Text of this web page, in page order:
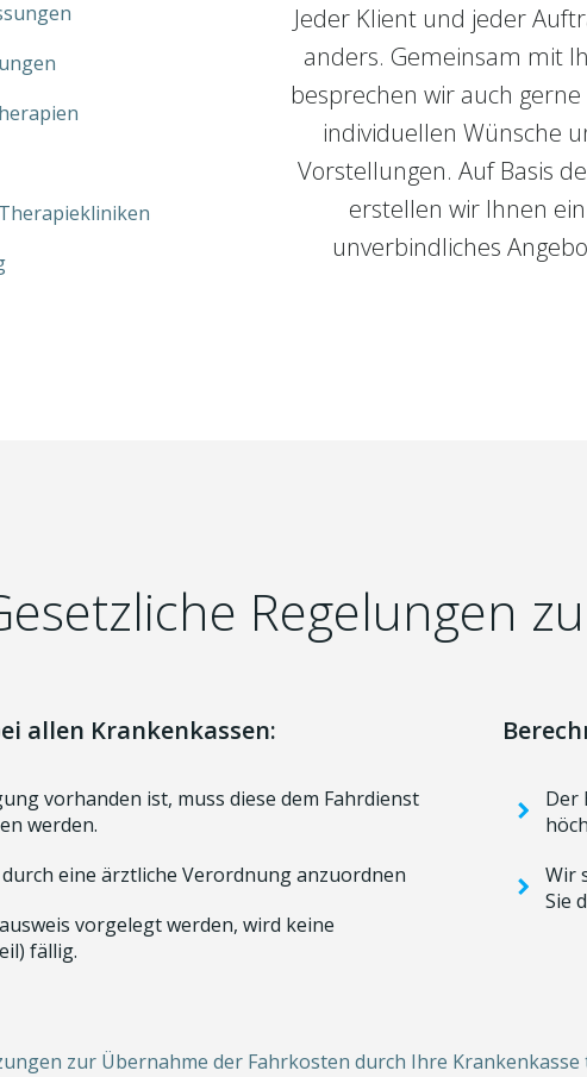
Jeder Klient und jeder
anders. Gemeinsam mit
besprechen wir auch
individuellen Wünsche
Vorstellungen. Auf Basis
erstellen wir Ihnen ein
unverbindliches
Regelungen
allen Krankenkassen:
vorhanden ist, muss diese dem Fahrdienst
werden.
eine ärztliche Verordnung anzuordnen
vorgelegt werden, wird keine
fällig.
Der
Wir
Sie
zur Übernahme der Fahrkosten durch Ihre